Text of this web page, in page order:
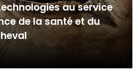
au service
de la santé et du